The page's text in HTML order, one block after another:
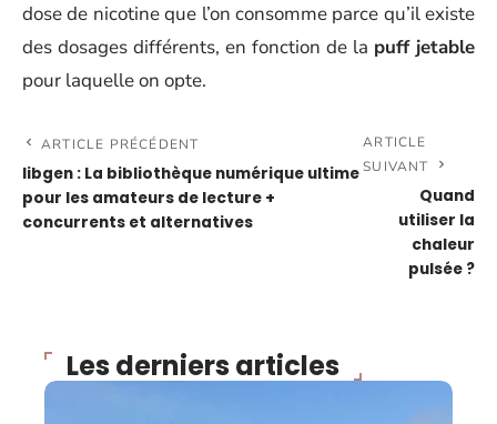
dose de nicotine que l’on consomme parce qu’il existe
des dosages différents, en fonction de la puff jetable
pour laquelle on opte.
ARTICLE PRÉCÉDENT
libgen : La bibliothèque numérique ultime
pour les amateurs de lecture +
concurrents et alternatives
ARTICLE
SUIVANT
Quand
utiliser la
chaleur
pulsée ?
Les derniers articles